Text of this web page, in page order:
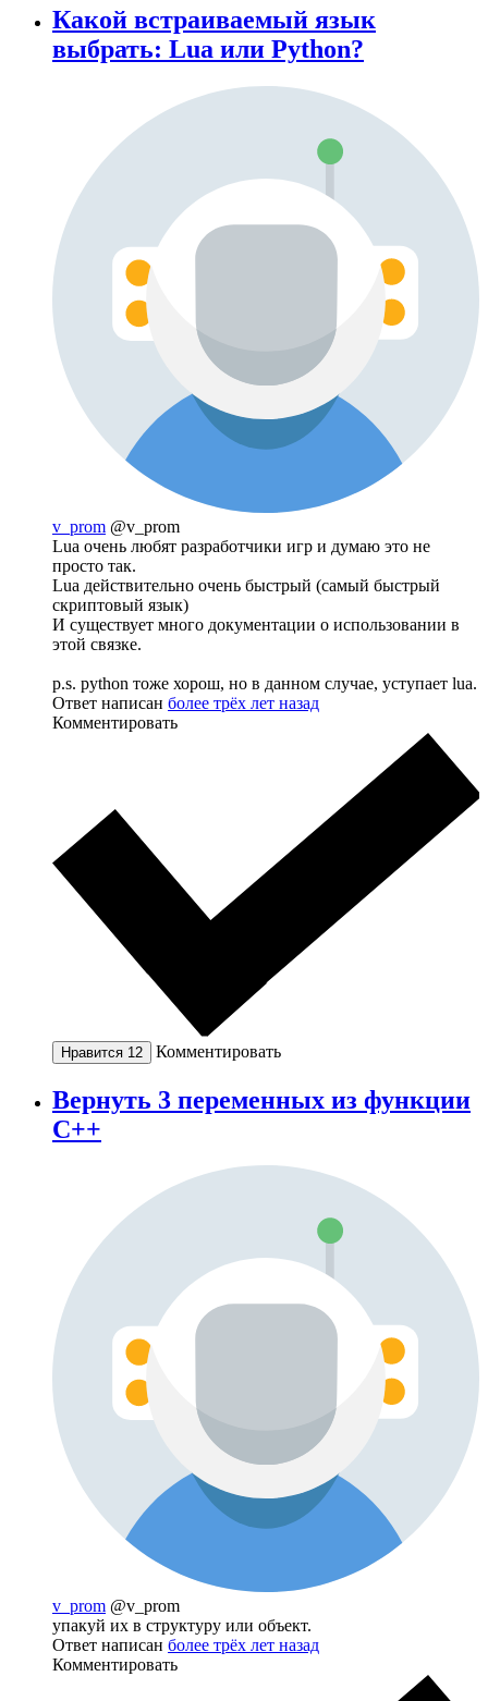
Какой встраиваемый язык
выбрать: Lua или Python?
v_prom @v_prom
Lua очень любят разработчики игр и думаю это не
просто так.
Lua действительно очень быстрый (самый быстрый
скриптовый язык)
И существует много документации о использовании в
этой связке.
p.s. python тоже хорош, но в данном случае, уступает lua.
Ответ написан более трёх лет назад
Комментировать
Нравится 12 Комментировать
Вернуть 3 переменных из функции
С++
v_prom @v_prom
упакуй их в структуру или объект.
Ответ написан более трёх лет назад
Комментировать